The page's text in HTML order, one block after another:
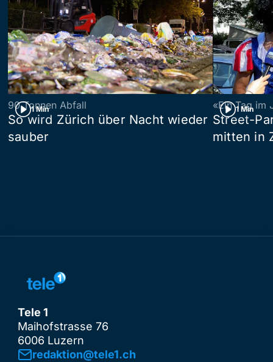
1 Min
90 Tonnen Abfall
So wird Zürich über Nacht wieder
sauber
1 Min
«Ein Tag im
Street-
mitten in
Tele 1
Maihofstrasse 76
6006 Luzern
redaktion@tele1.ch